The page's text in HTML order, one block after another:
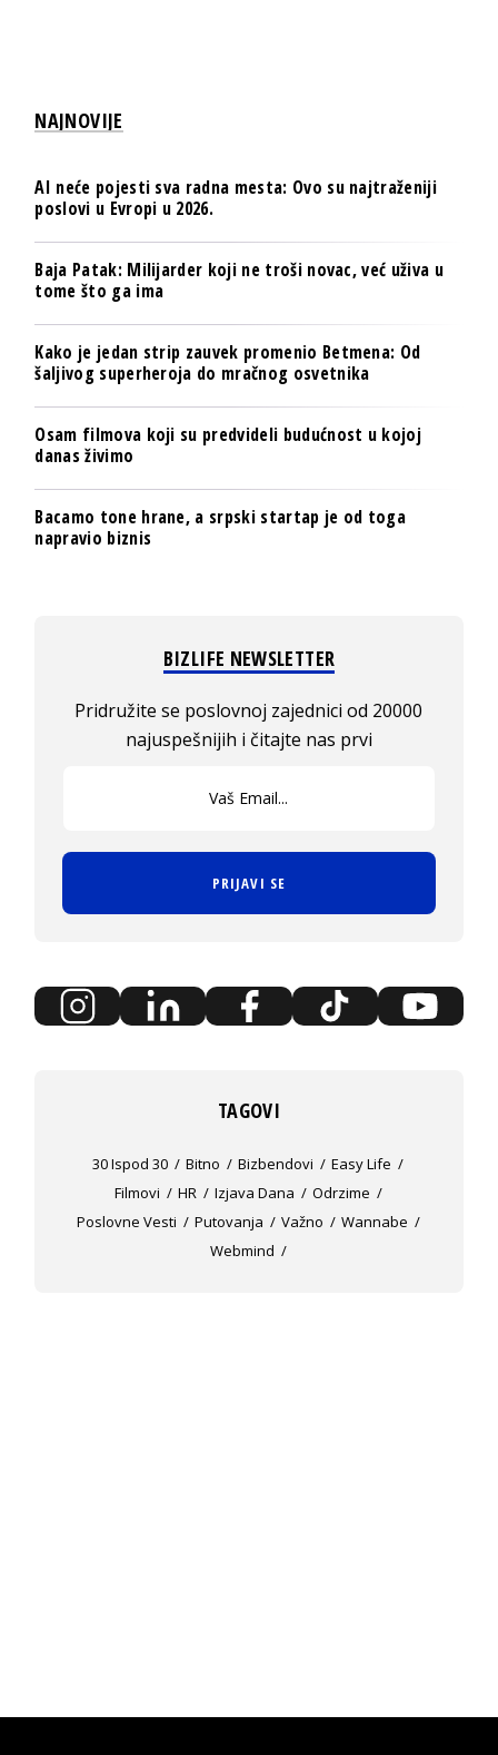
NAJNOVIJE
AI neće pojesti sva radna mesta: Ovo su najtraženiji
poslovi u Evropi u 2026.
Baja Patak: Milijarder koji ne troši novac, već uživa u
tome što ga ima
Kako je jedan strip zauvek promenio Betmena: Od
šaljivog superheroja do mračnog osvetnika
Osam filmova koji su predvideli budućnost u kojoj
danas živimo
Bacamo tone hrane, a srpski startap je od toga
napravio biznis
BIZLIFE NEWSLETTER
Pridružite se poslovnoj zajednici od 20000
najuspešnijih i čitajte nas prvi
PRIJAVI SE
TAGOVI
30 Ispod 30 Bitno Bizbendovi
Easy Life
Filmovi
HR Izjava Dana
Odrzime
Poslovne Vesti
Putovanja Važno
Wannabe
Webmind